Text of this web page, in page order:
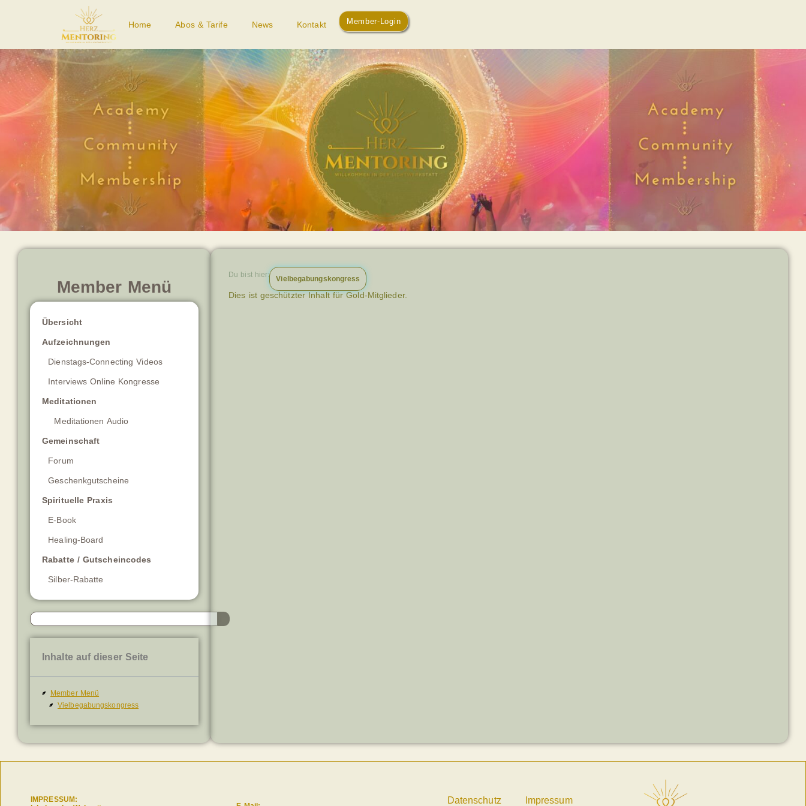
Home Abos & Tarife News Kontakt Member-Login
Member Menü
Übersicht
Aufzeichnungen
Dienstags-Connecting Videos
Interviews Online Kongresse
Meditationen
Meditationen Audio
Gemeinschaft
Forum
Geschenkgutscheine
Spirituelle Praxis
E-Book
Healing-Board
Rabatte / Gutscheincodes
Silber-Rabatte
Inhalte auf dieser Seite
Member Menü
Vielbegabungskongress
Du bist hier:
Vielbegabungskongress
Dies ist geschützter Inhalt für Gold-Mitglieder.
IMPRESSUM:
Datenschutz Impressum